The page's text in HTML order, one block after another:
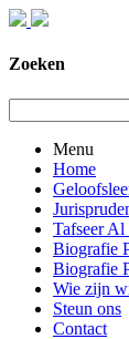
Zoeken
Menu
Home
Tafseer Al
Biografie
Biografie
Wie zijn
Steun ons
Contact